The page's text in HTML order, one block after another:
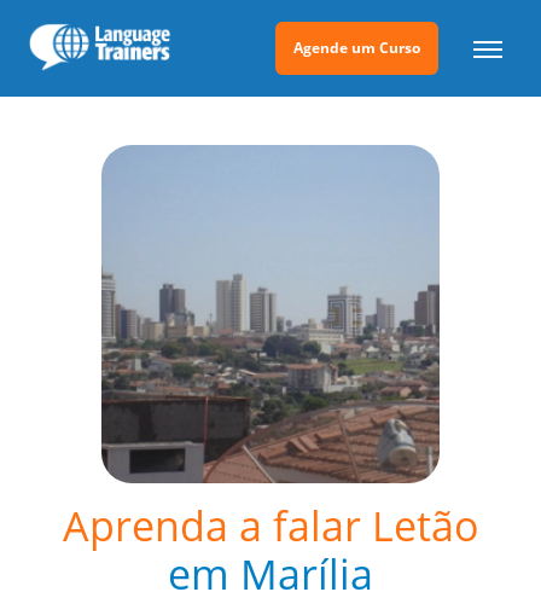
Agende um Curso
Aprenda a falar Letão
em Marília